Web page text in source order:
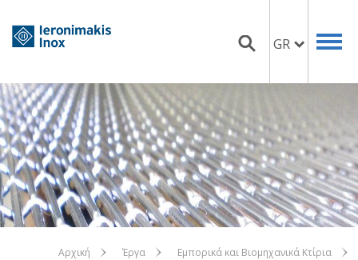
GR
Αρχική Έργα
Εμπορικά και Βιομηχανικά Κτίρια